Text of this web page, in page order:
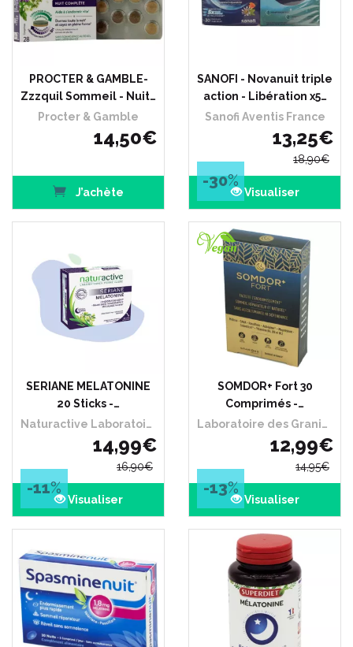
PROCTER & GAMBLE-
Zzzquil Sommeil - Nuit…
Procter & Gamble
14,50€
J’achète
SANOFI - Novanuit triple
action - Libération x5…
Sanofi Aventis France
13,25€
18,90€
-30%
Visualiser
SERIANE MELATONINE
20 Sticks -…
Naturactive Laboratoires Pierre Fabre
14,99€
16,90€
-11%
Visualiser
SOMDOR+ Fort 30
Comprimés -…
Laboratoire des Granions
12,99€
14,95€
-13%
Visualiser